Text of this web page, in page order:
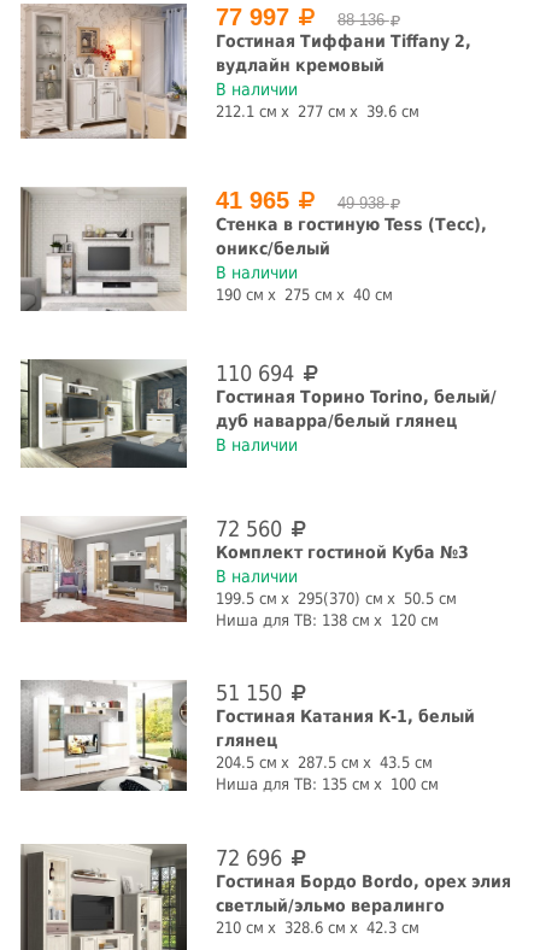
Белоруссия Россия 77 997 88 136
Гостиная Тиффани Tiffany 2,
вудлайн кремовый
В наличии
212.1 см 277 см 39.6 см
41 965 49 938
Стенка в гостиную Tess (Тесс),
оникс/белый
В наличии
190 см 275 см 40 см
110 694
Гостиная Торино Torino, белый/
дуб наварра/белый глянец
В наличии
72 560
Комплект гостиной Куба №3
В наличии
199.5 см 295(370) см
50.5 см
Ниша для ТВ: 138 см 120 см
51 150
Гостиная Катания К-1, белый
глянец
204.5 см 287.5 см
43.5 см
Ниша для ТВ: 135 см 100 см
72 696
Гостиная Бордо Bordo, орех элия
светлый/эльмо вералинго
210 см 328.6 см 42.3 см